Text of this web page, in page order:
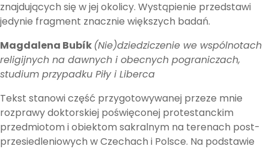
znajdujących się w jej okolicy. Wystąpienie przedstawi
jedynie fragment znacznie większych badań.
Magdalena Bubík(Nie)dziedziczenie we wspólnotach
religijnych na dawnych i obecnych pograniczach,
studium przypadku Piły i Liberca
Tekst stanowi część przygotowywanej przeze mnie
rozprawy doktorskiej poświęconej protestanckim
przedmiotom i obiektom sakralnym na terenach post-
przesiedleniowych w Czechach i Polsce. Na podstawie